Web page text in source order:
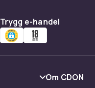
Trygg e-handel
Om CDON